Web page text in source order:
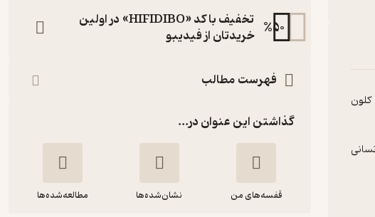
کلون
%50
تخفیف با کد «HIFIDIBO» در اولین
خریدتان از فیدیبو
فهرست مطالب
گذاشتن این عنوان در...
قفسه‌های من نشان‌شده‌ها مطالعه‌شده‌ها